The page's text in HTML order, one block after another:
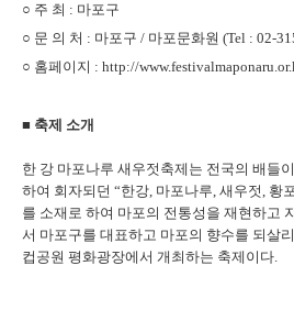
○ 주 최 : 마포구
○ 문 의 처 : 마포구 / 마포문화원 (Tel : 02-
○ 홈페이지 : http://
■ 축제 소개
한 강 마포나루 새우젓축제는 전국의 배들
하여 회자되던 “한강, 마포나루, 새우젓, 황
를 소재로 하여 마포의 전통성을 재현하고
서 마포구를 대표하고 마포의 향수를 되살
컵공원 평화광장에서 개최하는 축제이다.